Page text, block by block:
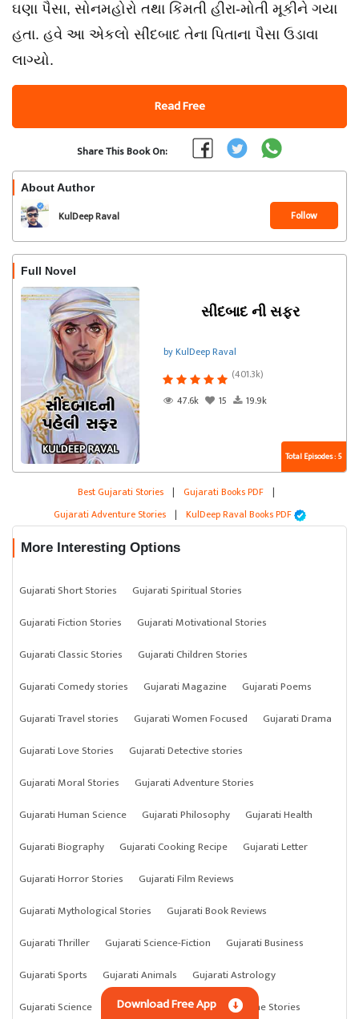
ઘણા પૈસા, સોનમહોરો તથા કિંમતી હીરા-મોતી મૂકીને ગયા
હતા. હવે આ એકલો સીંદબાદ તેના પિતાના પૈસા ઉડાવા
લાગ્યો.
Read Free
Share This Book On:
About Author
KulDeep Raval Follow
Full Novel
સીંદબાદ ની સફર
by KulDeep Raval
(401.3k)
47.6k
15 19.9k
Total Episodes : 5
Best Gujarati Stories | Gujarati Books PDF |
Gujarati Adventure Stories | KulDeep Raval Books PDF
More Interesting Options
Gujarati Short Stories
Gujarati Spiritual Stories
Gujarati Fiction Stories
Gujarati Motivational Stories
Gujarati Classic Stories
Gujarati Children Stories
Gujarati Comedy stories
Gujarati Magazine
Gujarati Poems
Gujarati Travel stories
Gujarati Women Focused
Gujarati Drama
Gujarati Love Stories
Gujarati Detective stories
Gujarati Moral Stories
Gujarati Adventure Stories
Gujarati Human Science
Gujarati Philosophy
Gujarati Health
Gujarati Biography
Gujarati Cooking Recipe
Gujarati Letter
Gujarati Horror Stories
Gujarati Film Reviews
Gujarati Mythological Stories
Gujarati Book Reviews
Gujarati Thriller
Gujarati Science-Fiction
Gujarati Business
Gujarati Sports
Gujarati Animals
Gujarati Astrology
Gujarati Science
Gujarati Anything Gujarati Crime Stories
Download Free App